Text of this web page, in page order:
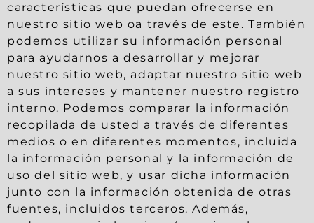
características que puedan ofrecerse en
nuestro sitio web oa través de este. También
podemos utilizar su información personal
para ayudarnos a desarrollar y mejorar
nuestro sitio web, adaptar nuestro sitio web
a sus intereses y mantener nuestro registro
interno. Podemos comparar la información
recopilada de usted a través de diferentes
medios o en diferentes momentos, incluida
la información personal y la información de
uso del sitio web, y usar dicha información
junto con la información obtenida de otras
fuentes, incluidos terceros. Además,